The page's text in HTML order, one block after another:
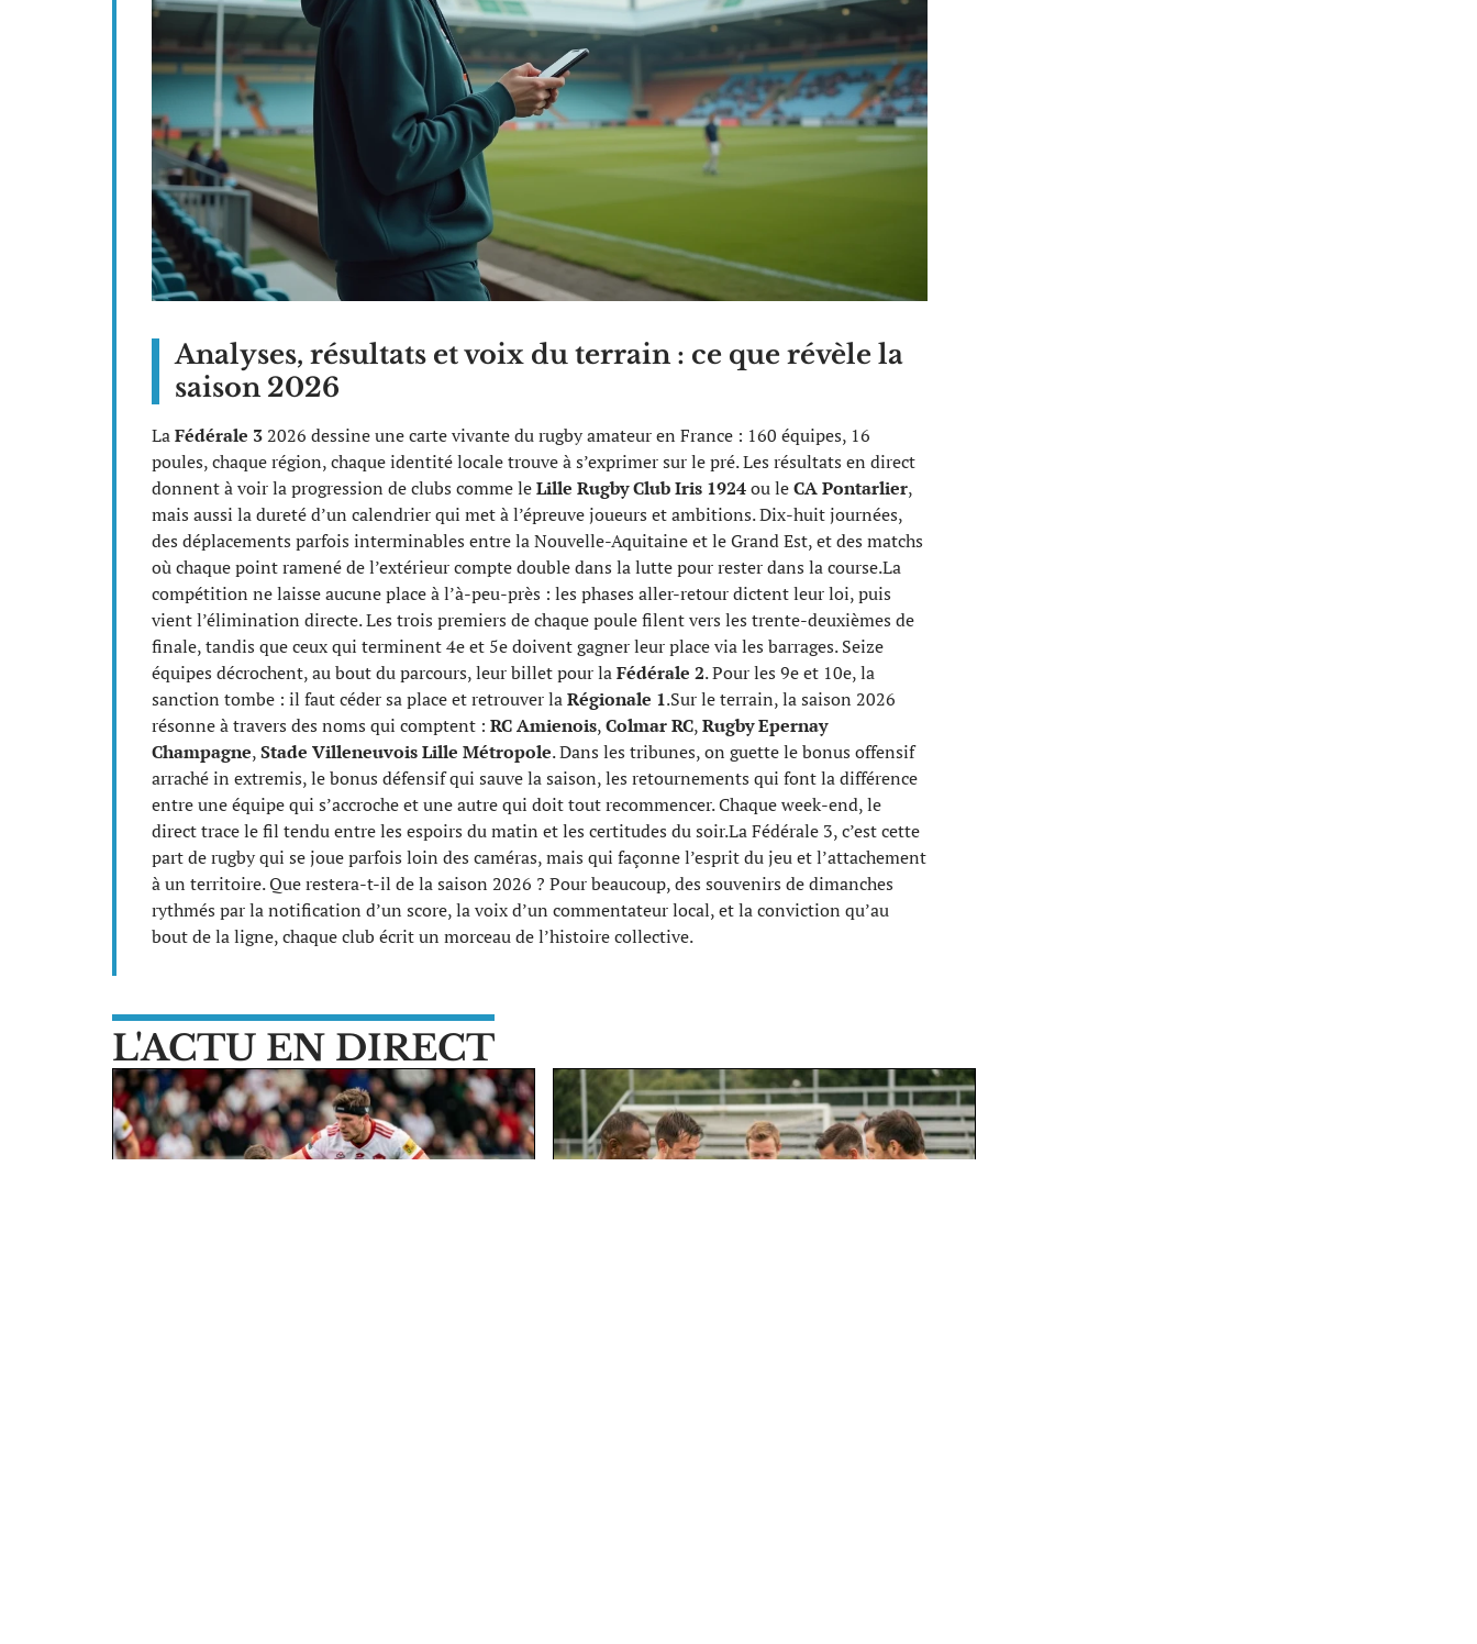
Analyses, résultats et voix du terrain : ce que révèle la
saison 2026
LaFédérale 32026 dessine une carte vivante du rugby amateur en France : 160 équipes, 16
poules, chaque région, chaque identité locale trouve à s’exprimer sur le pré. Les résultats en direct
donnent à voir la progression de clubs comme leLille Rugby Club Iris 1924ou leCA Pontarlier,
mais aussi la dureté d’un calendrier qui met à l’épreuve joueurs et ambitions. Dix-huit journées,
des déplacements parfois interminables entre la Nouvelle-Aquitaine et le Grand Est, et des matchs
où chaque point ramené de l’extérieur compte double dans la lutte pour rester dans la course.La
compétition ne laisse aucune place à l’à-peu-près : les phases aller-retour dictent leur loi, puis
vient l’élimination directe. Les trois premiers de chaque poule filent vers les trente-deuxièmes de
finale, tandis que ceux qui terminent 4e et 5e doivent gagner leur place via les barrages. Seize
équipes décrochent, au bout du parcours, leur billet pour laFédérale 2. Pour les 9e et 10e, la
sanction tombe : il faut céder sa place et retrouver laRégionale 1.Sur le terrain, la saison 2026
résonne à travers des noms qui comptent : RC Amienois,Colmar RC,Rugby Epernay
Champagne,Stade Villeneuvois Lille Métropole. Dans les tribunes, on guette le bonus offensif
arraché in extremis, le bonus défensif qui sauve la saison, les retournements qui font la différence
entre une équipe qui s’accroche et une autre qui doit tout recommencer. Chaque week-end, le
direct trace le fil tendu entre les espoirs du matin et les certitudes du soir.La Fédérale 3, c’est cette
part de rugby qui se joue parfois loin des caméras, mais qui façonne l’esprit du jeu et l’attachement
à un territoire. Que restera-t-il de la saison 2026 ? Pour beaucoup, des souvenirs de dimanches
rythmés par la notification d’un score, la voix d’un commentateur local, et la conviction qu’au
bout de la ligne, chaque club écrit un morceau de l’histoire collective.
L'ACTU EN DIRECT